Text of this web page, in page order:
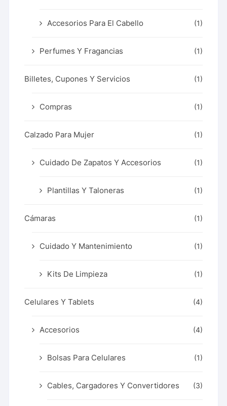
Accesorios Para El Cabello (1)
Perfumes Y Fragancias (1)
Billetes, Cupones Y Servicios (1)
Compras (1)
Calzado Para Mujer (1)
Cuidado De Zapatos Y Accesorios (1)
Plantillas Y Taloneras (1)
Cámaras (1)
Cuidado Y Mantenimiento (1)
Kits De Limpieza (1)
Celulares Y Tablets (4)
Accesorios (4)
Bolsas Para Celulares (1)
Cables, Cargadores Y Convertidores (3)